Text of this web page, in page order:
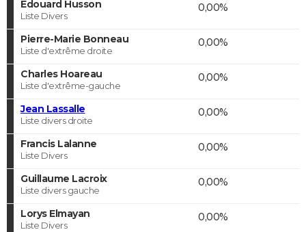
Edouard Husson
Liste Divers
0,00%
Pierre-Marie Bonneau
Liste d'extrême droite
0,00%
Charles Hoareau
Liste d'extrême-gauche
0,00%
Jean Lassalle
Liste divers droite
0,00%
Francis Lalanne
Liste Divers
0,00%
Guillaume Lacroix
Liste divers gauche
0,00%
Lorys Elmayan
Liste Divers
0,00%